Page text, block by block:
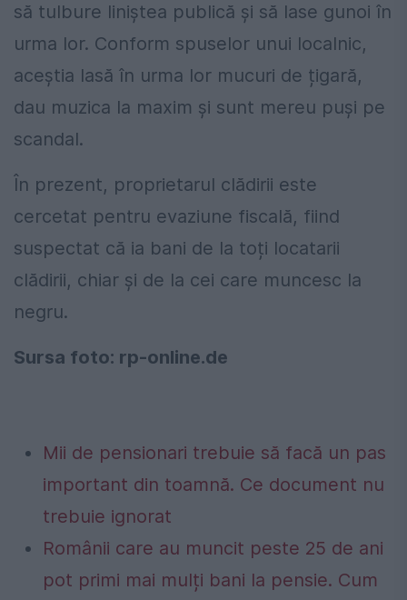
să tulbure liniștea publică și să lase gunoi în
urma lor. Conform spuselor unui localnic,
aceștia lasă în urma lor mucuri de țigară,
dau muzica la maxim și sunt mereu puși pe
scandal.
În prezent, proprietarul clădirii este
cercetat pentru evaziune fiscală, fiind
suspectat că ia bani de la toți locatarii
clădirii, chiar și de la cei care muncesc la
negru.
Sursa foto: rp-online.de
Mii de pensionari trebuie să facă un pas
important din toamnă. Ce document nu
trebuie ignorat
Românii care au muncit peste 25 de ani
pot primi mai mulți bani la pensie. Cum